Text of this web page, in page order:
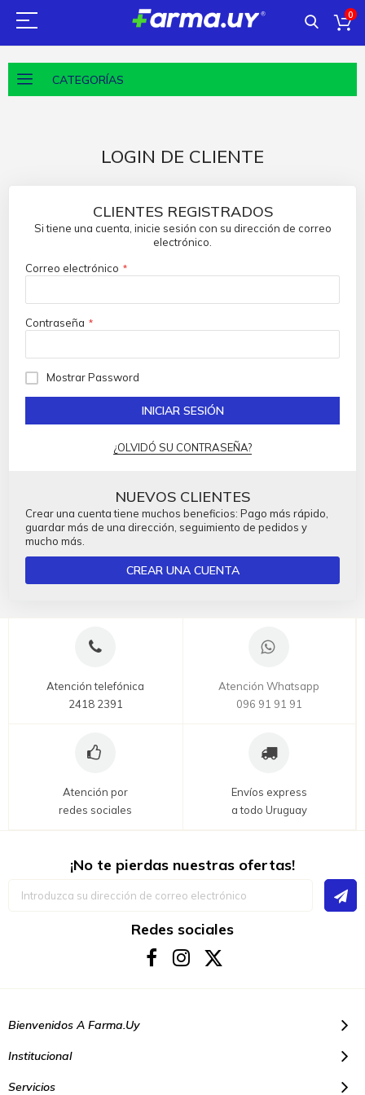
0
CATEGORÍAS
LOGIN DE CLIENTE
CLIENTES REGISTRADOS
Si tiene una cuenta, inicie sesión con su dirección de correo
electrónico.
Correo electrónico
Contraseña
Mostrar Password
INICIAR SESIÓN
¿OLVIDÓ SU CONTRASEÑA?
NUEVOS CLIENTES
Crear una cuenta tiene muchos beneficios: Pago más rápido,
guardar más de una dirección, seguimiento de pedidos y
mucho más.
CREAR UNA CUENTA
Atención telefónica
2418 2391
Atención Whatsapp
096 91 91 91
Atención por
redes sociales
Envíos express
a todo Uruguay
¡No te pierdas nuestras ofertas!
Redes sociales
Bienvenidos A Farma.uy
Institucional
Servicios